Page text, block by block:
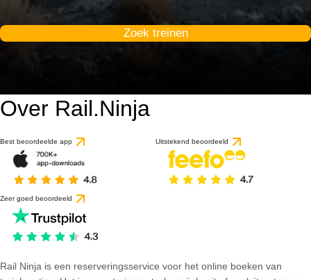
Zoek treinen
Over Rail.Ninja
Best beoordeelde app Uitstekend beoordeeld
Zeer goed beoordeeld
Rail Ninja is een reserveringsservice voor het online boeken van